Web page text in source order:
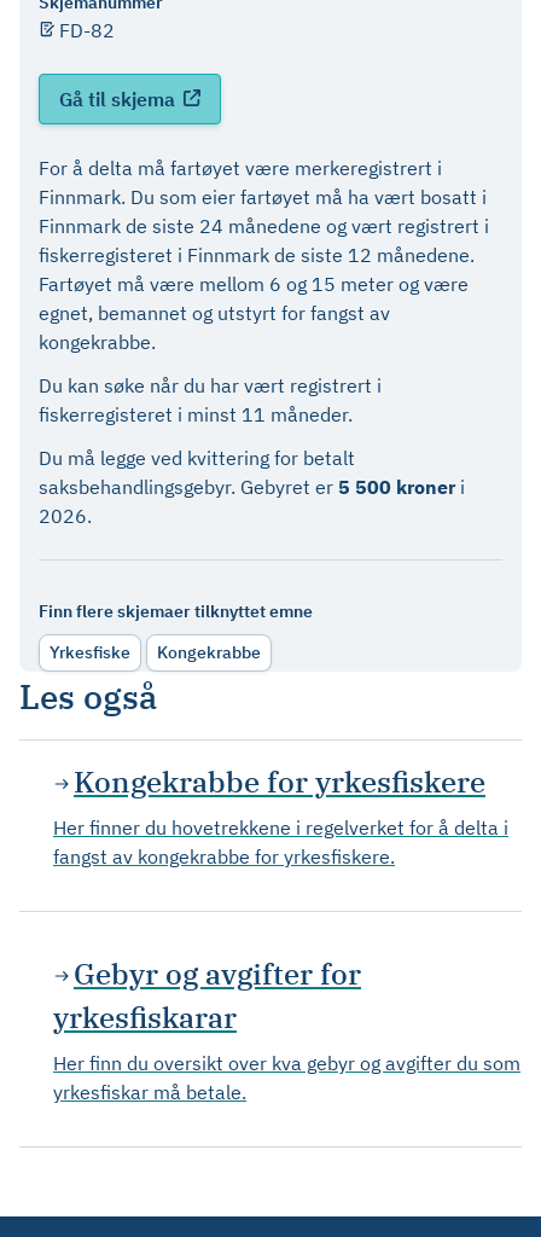
FD-82
Gå til skjema
For å delta må fartøyet være merkeregistrert i
Finnmark. Du som eier fartøyet må ha vært bosatt i
Finnmark de siste 24 månedene og vært registrert i
fiskerregisteret i Finnmark de siste 12 månedene.
Fartøyet må være mellom 6 og 15 meter og være
egnet, bemannet og utstyrt for fangst av
kongekrabbe.
Du kan søke når du har vært registrert i
fiskerregisteret i minst 11 måneder.
Du må legge ved kvittering for betalt
saksbehandlingsgebyr. Gebyret er 5 500 kroneri
2026.
Finn flere skjemaer tilknyttet emne
Yrkesfiske
Kongekrabbe
Les også
Kongekrabbe for yrkesfiskere
Her finner du hovetrekkene i regelverket for å delta i
fangst av kongekrabbe for yrkesfiskere.
Gebyr og avgifter for
yrkesfiskarar
Her finn du oversikt over kva gebyr og avgifter du som
yrkesfiskar må betale.